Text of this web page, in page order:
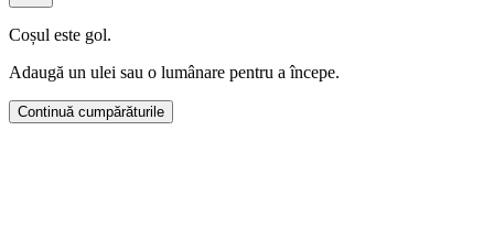
Coșul este gol.
Adaugă un ulei sau o lumânare pentru a începe.
Continuă cumpărăturile